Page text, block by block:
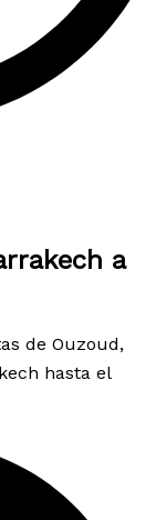
a
de Ouzoud,
hasta el